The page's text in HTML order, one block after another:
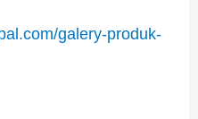
galery-produk-